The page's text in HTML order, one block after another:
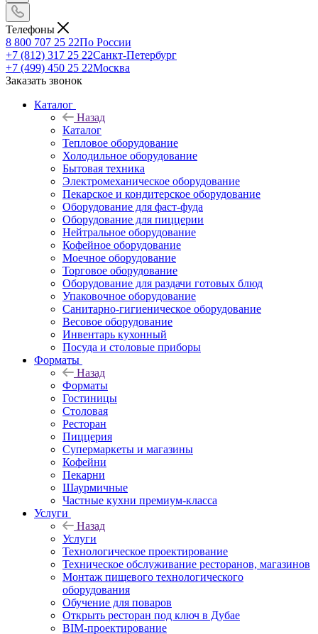
Телефоны
8 800 707 25 22По России
+7 (812) 317 25 22Санкт-Петербург
+7 (499) 450 25 22Москва
Заказать звонок
Каталог
Назад
Каталог
Тепловое оборудование
Холодильное оборудование
Бытовая техника
Электромеханическое оборудование
Пекарское и кондитерское оборудование
Оборудование для фаст-фуда
Оборудование для пиццерии
Нейтральное оборудование
Кофейное оборудование
Моечное оборудование
Торговое оборудование
Оборудование для раздачи готовых блюд
Упаковочное оборудование
Санитарно-гигиеническое оборудование
Весовое оборудование
Инвентарь кухонный
Посуда и столовые приборы
Форматы
Назад
Форматы
Гостиницы
Столовая
Ресторан
Пиццерия
Супермаркеты и магазины
Кофейни
Пекарни
Шаурмичные
Частные кухни премиум-класса
Услуги
Назад
Услуги
Технологическое проектирование
Техническое обслуживание ресторанов, магазинов
Монтаж пищевого технологического
оборудования
Обучение для поваров
Открыть ресторан под ключ в Дубае
BIM-проектирование